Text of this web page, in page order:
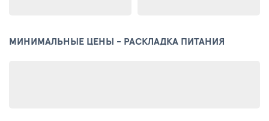
МИНИМАЛЬНЫЕ ЦЕНЫ - РАСКЛАДКА ПИТАНИЯ